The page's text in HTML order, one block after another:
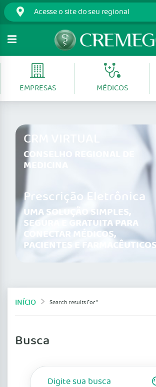
EMPRESAS MÉDICOS
CRM VIRTUAL
CONSELHO REGIONAL DE
MEDICINA
Prescrição Eletrônica
UMA SOLUÇÃO SIMPLES,
SEGURA E GRATUITA PARA
CONECTAR MÉDICOS,
PACIENTES E
INÍCIO Search results for ''
Busca